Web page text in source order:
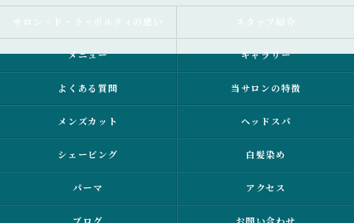
サロン・ド・ラッポルティの想い スタッフ紹介
メニュー ギャラリー
よくある質問 当サロンの特徴
メンズカット ヘッドスパ
シェービング 白髪染め
パーマ アクセス